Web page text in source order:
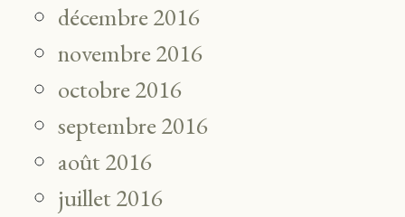
décembre 2016
novembre 2016
octobre 2016
septembre 2016
août 2016
juillet 2016